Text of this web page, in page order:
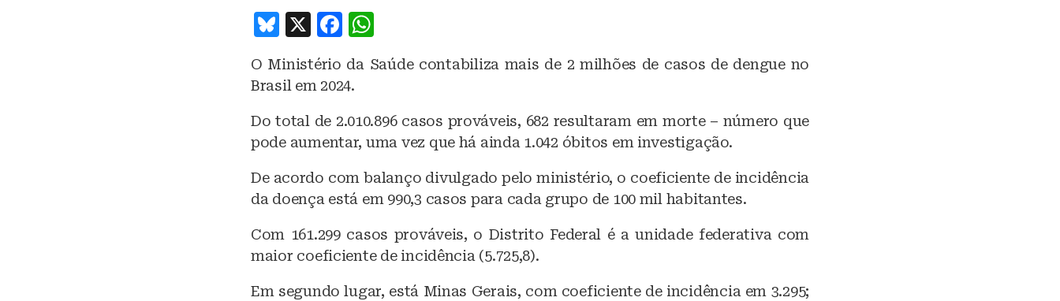
B
e
s
k
y
X
F
c
e
b
o
o
k
at
A
p
p
O Ministério da Saúde contabiliza mais de 2 milhões de casos de dengue no
Brasil em 2024.
Do total de 2.010.896 casos prováveis, 682 resultaram em morte – número que
pode aumentar, uma vez que há ainda 1.042 óbitos em investigação.
De acordo com balanço divulgado pelo ministério, o coeficiente de incidência
da doença está em 990,3 casos para cada grupo de 100 mil habitantes.
Com 161.299 casos prováveis, o Distrito Federal é a unidade federativa com
maior coeficiente de incidência (5.725,8).
Em segundo lugar, está Minas Gerais, com coeficiente de incidência em 3.295;